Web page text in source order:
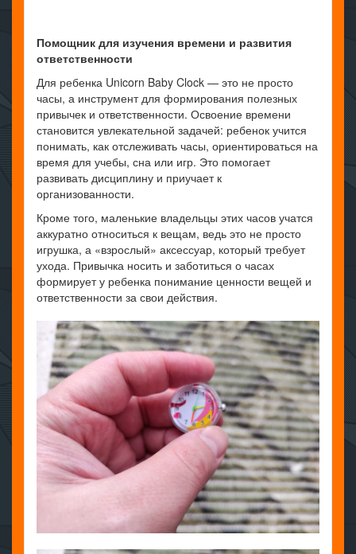
Помощник для изучения времени и развития
ответственности
Для ребенка Unicorn Baby Clock — это не просто
часы, а инструмент для формирования полезных
привычек и ответственности. Освоение времени
становится увлекательной задачей: ребенок учится
понимать, как отслеживать часы, ориентироваться на
время для учебы, сна или игр. Это помогает
развивать дисциплину и приучает к
организованности.
Кроме того, маленькие владельцы этих часов учатся
аккуратно относиться к вещам, ведь это не просто
игрушка, а «взрослый» аксессуар, который требует
ухода. Привычка носить и заботиться о часах
формирует у ребенка понимание ценности вещей и
ответственности за свои действия.